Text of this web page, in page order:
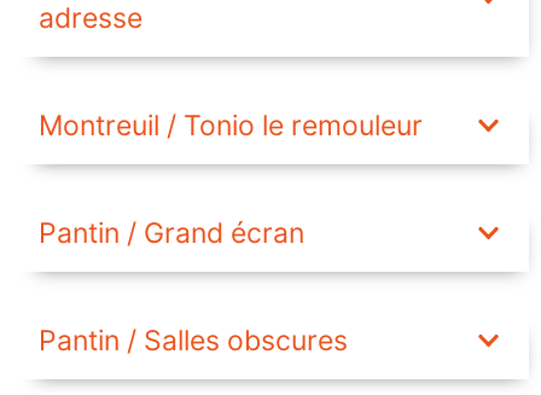
adresse
Montreuil / Tonio le remouleur
Pantin / Grand écran
Pantin / Salles obscures